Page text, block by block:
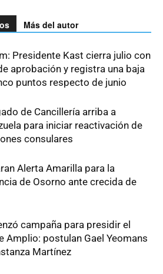
Más del autor
Presidente Kast cierra julio con
aprobación y registra una baja
puntos respecto de junio
de Cancillería arriba a
para iniciar reactivación de
consulares
Alerta Amarilla para la
de Osorno ante crecida de
campaña para presidir el
Amplio: postulan Gael Yeomans
Martínez